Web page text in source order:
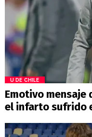
U DE CHILE
Emotivo mensaje
el infarto sufrido